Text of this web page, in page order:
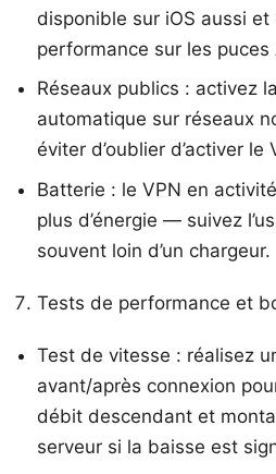
disponible sur iOS aussi
performance sur les puces
Réseaux publics : activez
automatique sur réseaux
éviter d’oublier d’activer le
Batterie : le VPN en
plus d’énergie — suivez
souvent loin d’un chargeur.
Tests de performance et
Test de vitesse : réalisez
avant/après connexion
débit descendant et
serveur si la baisse est